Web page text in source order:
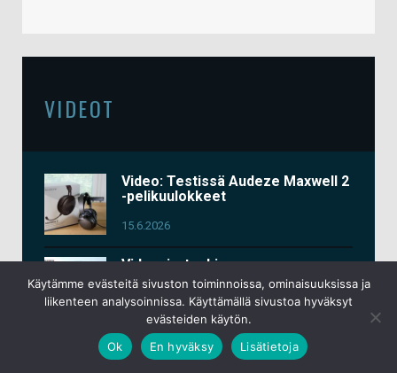
VIDEOT
Video: Testissä Audeze Maxwell 2
-pelikuulokkeet
15.6.2026
Video: io-techin
messuosastoraportit Computex
2026 -tapahtumasta
3.6.2026
Video: Testissä Keychron K2 HE
Käytämme evästeitä sivuston toiminnoissa, ominaisuuksissa ja
liikenteen analysoinnissa. Käyttämällä sivustoa hyväksyt
evästeiden käytön.
Ok
En hyväksy Lisätietoja